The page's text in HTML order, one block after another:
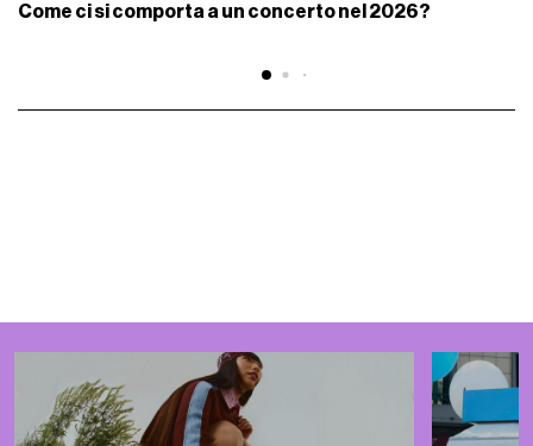
Come ci si comporta a un concerto nel 2026?